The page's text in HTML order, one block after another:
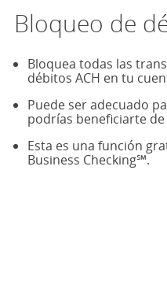
Bloqueo de
Bloquea todas las
débitos ACH en tu
Puede ser adecuado
podrías beneficiarte
Esta es una función
Business Checking℠.